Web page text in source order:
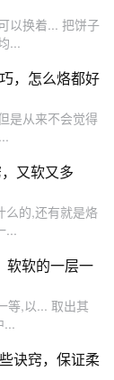
以换着... 把饼子
...
，怎么烙都好
是从来不会觉得
又软又多
么的,还有就是烙
...
软软的一层一
等,以... 取出其
...
诀窍，保证柔